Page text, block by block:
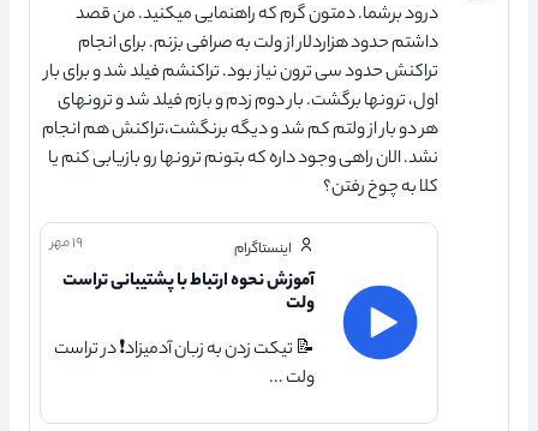
درود برشما. دمتون گرم که راهنمایی میکنید. من قصد
داشتم حدود هزاردلار از ولت به صرافی بزنم. برای انجام
تراکنش حدود سی ترون نیاز بود. تراکنشم فیلد شد و برای بار
اول، ترونها برگشت. بار دوم زدم و بازم فیلد شد و ترونهای
هر دو بار از ولتم کم شد و دیگه برنگشت،تراکنش هم انجام
نشد. الان راهی وجود داره که بتونم ترونها رو بازیابی کنم یا
کلا به چوخ رفتن؟
اینستاگرام ۱۹ مهر
آموزش نحوه ارتباط با پشتیبانی تراست
ولت
📝 تیکت زدن به زبان آدمیزاد❗ در تراست
ولت ...